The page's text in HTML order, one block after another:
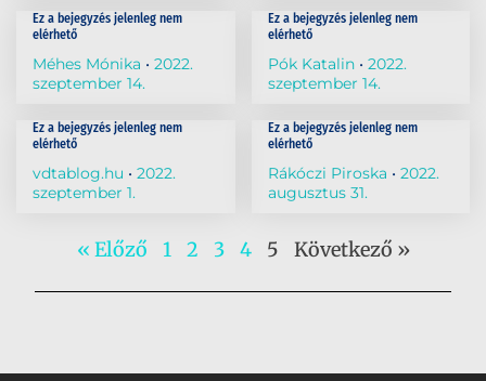
Ez a bejegyzés jelenleg nem
elérhető
Méhes Mónika
2022.
szeptember 14.
Ez a bejegyzés jelenleg nem
elérhető
Pók Katalin
2022.
szeptember 14.
Ez a bejegyzés jelenleg nem
elérhető
vdtablog.hu
2022.
szeptember 1.
Ez a bejegyzés jelenleg nem
elérhető
Rákóczi Piroska
2022.
augusztus 31.
« Előző 1 2 3 4 5 Következő »